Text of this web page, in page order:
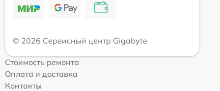
© 2026 Сервисный центр Gigabyte
Стоимость ремонта
Оплата и доставка
Контакты